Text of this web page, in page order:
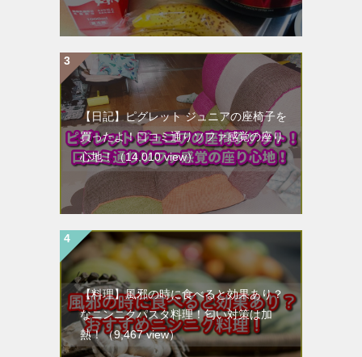
【日記】ピグレット ジュニアの座椅子を
買ったよ！口コミ通りソファ感覚の座り
心地！（14,010 view）
【料理】風邪の時に食べると効果あり？
なニンニクパスタ料理！匂い対策は加
熱！（9,467 view）